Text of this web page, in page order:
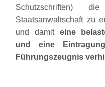
Schutzschriften)
Staatsanwaltschaft zu
und damit eine
und eine
Führungszeugnis